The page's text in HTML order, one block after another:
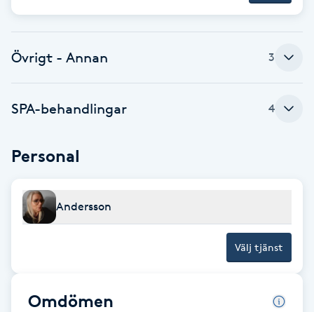
Brynplockning
C
Coachning
Cryoterapi
Övrigt - Annan 3
SPA-behandlingar 4
Personal
Andersson
Välj tjänst
Omdömen